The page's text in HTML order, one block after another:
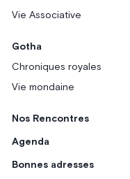
Vie Associative
Gotha
Chroniques royales
Vie mondaine
Nos Rencontres
Agenda
Bonnes adresses